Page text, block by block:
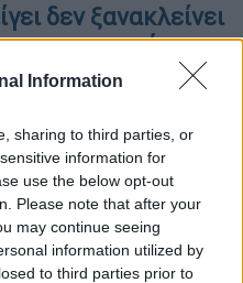
Information
sharing to third parties, or
information for
use the below opt-out
Please note that after your
may continue seeing
information utilized by
to third parties prior to
δεν ξανακλείνει
καταστημάτων
άλλο το
στο λιανεμπόριο